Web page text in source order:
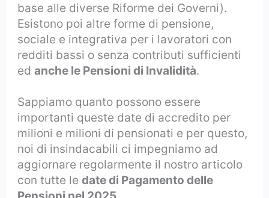
base alle diverse Riforme dei Governi).
Esistono poi altre forme di pensione,
sociale e integrativa per i lavoratori con
redditi bassi o senza contributi sufficienti
edanche le Pensioni di Invalidità.
Sappiamo quanto possono essere
importanti queste date di accredito per
milioni e milioni di pensionati e per questo,
noi di insindacabili ci impegniamo ad
aggiornare regolarmente il nostro articolo
con tutte ledate di Pagamento delle